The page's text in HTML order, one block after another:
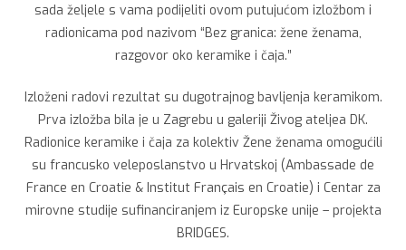
sada željele s vama podijeliti ovom putujućom izložbom i
radionicama pod nazivom “Bez granica: žene ženama,
razgovor oko keramike i čaja.”
Izloženi radovi rezultat su dugotrajnog bavljenja keramikom.
Prva izložba bila je u Zagrebu u galeriji Živog ateljea DK.
Radionice keramike i čaja za kolektiv Žene ženama omogućili
su francusko veleposlanstvo u Hrvatskoj (Ambassade de
France en Croatie & Institut Français en Croatie) i Centar za
mirovne studije sufinanciranjem iz Europske unije – projekta
BRIDGES.